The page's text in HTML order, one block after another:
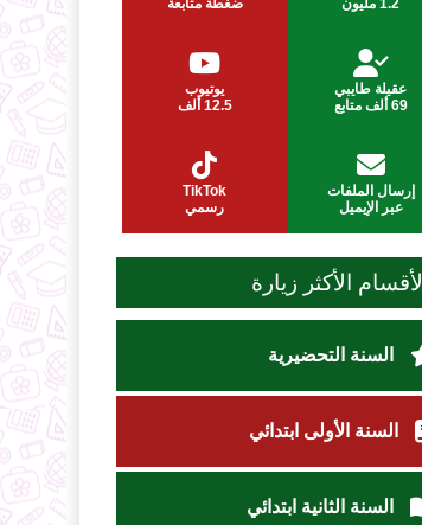
عقيلة طايبي
69 ألف متابع
يوتيوب
12.5 ألف
إرسال الملفات
عبر الإيميل
TikTok
رسمي
الأقسام الأكثر زيارة
السنة التحضيرية
السنة الأولى ابتدائي
السنة الثانية ابتدائي